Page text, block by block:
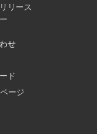
リース
せ
ド
ージ